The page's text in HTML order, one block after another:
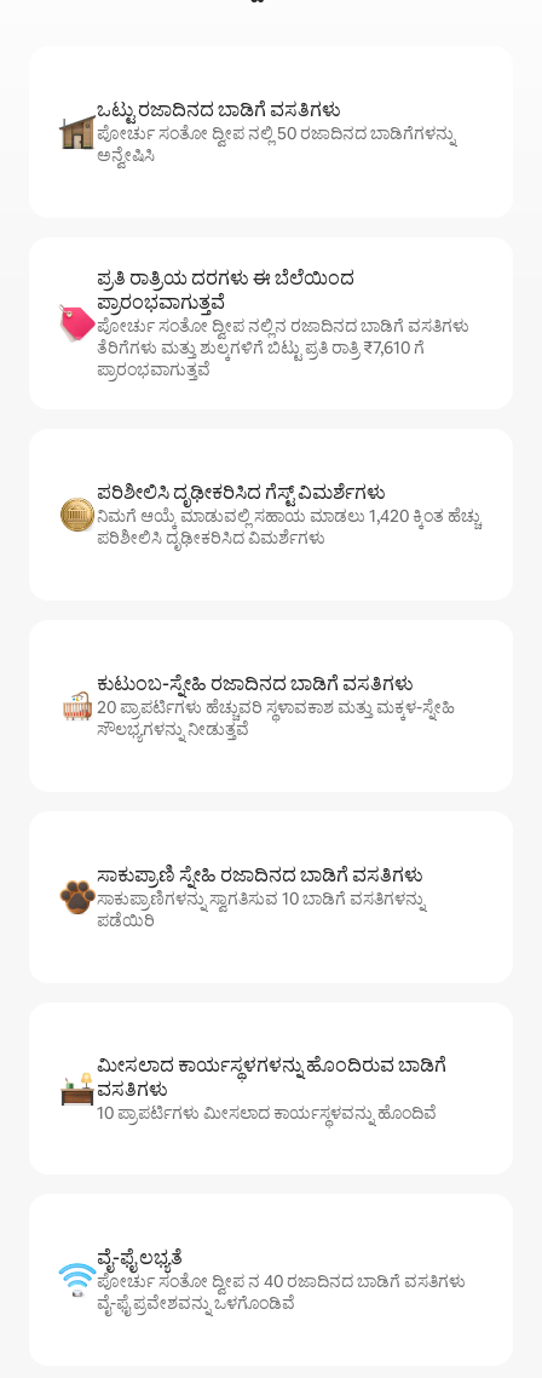
ಒಟ್ಟು ರಜಾದಿನದ ಬಾಡಿಗೆ ವಸತಿಗಳು
ಪೋರ್ಚು ಸಂತೋ ದ್ವೀಪ ನಲ್ಲಿ 50 ರಜಾದಿನದ ಬಾಡಿಗೆಗಳನ್ನು
ಅನ್ವೇಷಿಸಿ
ಪ್ರತಿ ರಾತ್ರಿಯ ದರಗಳು ಈ ಬೆಲೆಯಿಂದ
ಪ್ರಾರಂಭವಾಗುತ್ತವೆ
ಪೋರ್ಚು ಸಂತೋ ದ್ವೀಪ ನಲ್ಲಿನ ರಜಾದಿನದ ಬಾಡಿಗೆ ವಸತಿಗಳು
ತೆರಿಗೆಗಳು ಮತ್ತು ಶುಲ್ಕಗಳಿಗೆ ಬಿಟ್ಟು ಪ್ರತಿ ರಾತ್ರಿ ₹7,610 ಗೆ
ಪ್ರಾರಂಭವಾಗುತ್ತವೆ
ಪರಿಶೀಲಿಸಿ ದೃಢೀಕರಿಸಿದ ಗೆಸ್ಟ್ ವಿಮರ್ಶೆಗಳು
ನಿಮಗೆ ಆಯ್ಕೆ ಮಾಡುವಲ್ಲಿ ಸಹಾಯ ಮಾಡಲು 1,420 ಕ್ಕಿಂತ ಹೆಚ್ಚು
ಪರಿಶೀಲಿಸಿ ದೃಢೀಕರಿಸಿದ ವಿಮರ್ಶೆಗಳು
ಕುಟುಂಬ-ಸ್ನೇಹಿ ರಜಾದಿನದ ಬಾಡಿಗೆ ವಸತಿಗಳು
20 ಪ್ರಾಪರ್ಟಿಗಳು ಹೆಚ್ಚುವರಿ ಸ್ಥಳಾವಕಾಶ ಮತ್ತು ಮಕ್ಕಳ-ಸ್ನೇಹಿ
ಸೌಲಭ್ಯಗಳನ್ನು ನೀಡುತ್ತವೆ
ಸಾಕುಪ್ರಾಣಿ ಸ್ನೇಹಿ ರಜಾದಿನದ ಬಾಡಿಗೆ ವಸತಿಗಳು
ಸಾಕುಪ್ರಾಣಿಗಳನ್ನು ಸ್ವಾಗತಿಸುವ 10 ಬಾಡಿಗೆ ವಸತಿಗಳನ್ನು
ಪಡೆಯಿರಿ
ಮೀಸಲಾದ ಕಾರ್ಯಸ್ಥಳಗಳನ್ನು ಹೊಂದಿರುವ ಬಾಡಿಗೆ
ವಸತಿಗಳು
10 ಪ್ರಾಪರ್ಟಿಗಳು ಮೀಸಲಾದ ಕಾರ್ಯಸ್ಥಳವನ್ನು ಹೊಂದಿವೆ
ವೈ-ಫೈ ಲಭ್ಯತೆ
ಪೋರ್ಚು ಸಂತೋ ದ್ವೀಪ ನ 40 ರಜಾದಿನದ ಬಾಡಿಗೆ ವಸತಿಗಳು
ವೈ-ಫೈ ಪ್ರವೇಶವನ್ನು ಒಳಗೊಂಡಿವೆ